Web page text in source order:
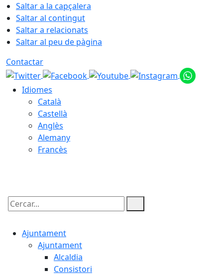
Saltar a la capçalera
Saltar al contingut
Saltar a relacionats
Saltar al peu de pàgina
Contactar
Idiomes
Català
Castellà
Anglès
Alemany
Francès
Cercar:
Ajuntament
Ajuntament
Alcaldia
Consistori